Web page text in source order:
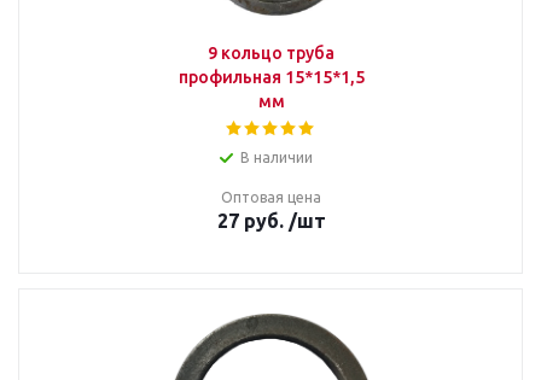
9 кольцо труба
профильная 15*15*1,5
мм
В наличии
Оптовая цена
27руб. /шт